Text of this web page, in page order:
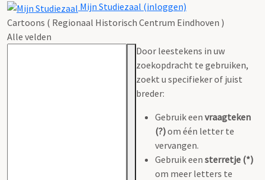
Mijn Studiezaal (inloggen)
Cartoons ( Regionaal Historisch Centrum Eindhoven )
Alle velden
Door leestekens in uw
zoekopdracht te gebruiken,
zoekt u specifieker of juist
breder:
Gebruik een vraagteken
(?)om één letter te
vervangen.
Gebruik een sterretje (*)
om meer letters te